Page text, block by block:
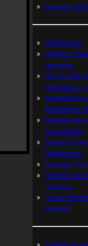
Batman:
Wątpliwość
Batman:
recenzja
Nie prześpij
Johnsona +
Najlepsze
Batmanem
Batman
prezentacja
Batman i
Wrightsona
Batman: Full
Batman and
recenzja
30 lat od
Forever”
Powrót do